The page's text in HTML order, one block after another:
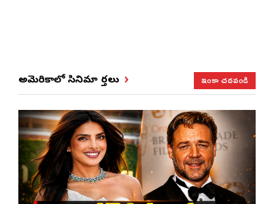
అమెరికాలో సినిమా వార్తలు ఇంకా చదవండి